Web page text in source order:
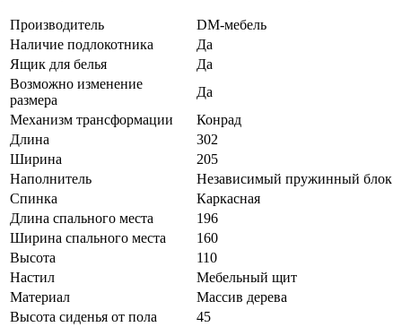
Производитель
DM-мебель
Наличие подлокотника
Да
Ящик для белья
Да
Возможно изменение
размера
Да
Механизм трансформации
Конрад
Длина
302
Ширина
205
Наполнитель
Независимый пружинный блок
Спинка
Каркасная
Длина спального места
196
Ширина спального места
160
Высота
110
Настил
Мебельный щит
Материал
Массив дерева
Высота сиденья от пола
45